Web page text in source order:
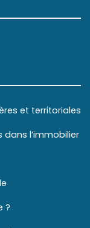
et territoriales
l’immobilier
?